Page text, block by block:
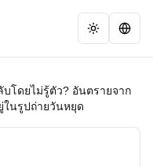
โดยไม่รู้ตัว? อันตรายจาก
นรูปถ่ายวันหยุด